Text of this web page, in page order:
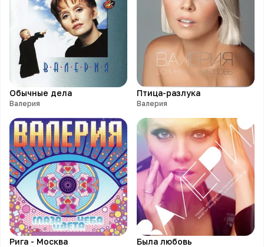
Обычные дела
Валерия
Птица-разлука
Валерия
Рига - Москва Была любовь